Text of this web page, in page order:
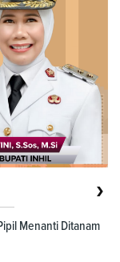
›
Menanti Ditanam